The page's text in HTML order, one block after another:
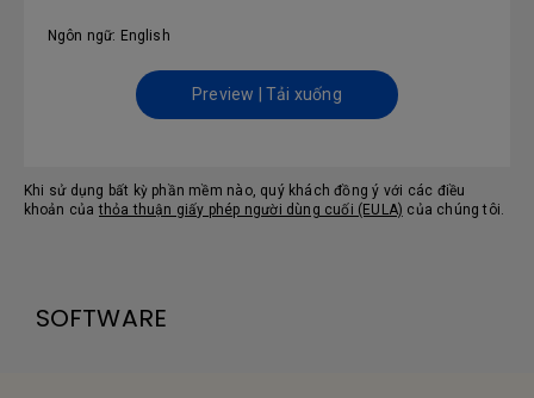
Ngôn ngữ: English
Preview | Tải xuống
Khi sử dụng bất kỳ phần mềm nào, quý khách đồng ý với các điều
khoản củathỏa thuận giấy phép người dùng cuối (EULA) của chúng tôi.
SOFTWARE